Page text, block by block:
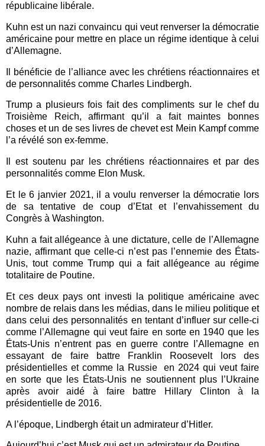
républicaine libérale.
Kuhn est un nazi convaincu qui veut renverser la démocratie
américaine pour mettre en place un régime identique à celui
d’Allemagne.
Il bénéficie de l’alliance avec les chrétiens réactionnaires et
de personnalités comme Charles Lindbergh.
Trump a plusieurs fois fait des compliments sur le chef du
Troisième Reich, affirmant qu’il a fait maintes bonnes
choses et un de ses livres de chevet est Mein Kampf comme
l’a révélé son ex-femme.
Il est soutenu par les chrétiens réactionnaires et par des
personnalités comme Elon Musk.
Et le 6 janvier 2021, il a voulu renverser la démocratie lors
de sa tentative de coup d’Etat et l’envahissement du
Congrès à Washington.
Kuhn a fait allégeance à une dictature, celle de l’Allemagne
nazie, affirmant que celle-ci n’est pas l’ennemie des États-
Unis, tout comme Trump qui a fait allégeance au régime
totalitaire de Poutine.
Et ces deux pays ont investi la politique américaine avec
nombre de relais dans les médias, dans le milieu politique et
dans celui des personnalités en tentant d’influer sur celle-ci
comme l’Allemagne qui veut faire en sorte en 1940 que les
États-Unis n’entrent pas en guerre contre l’Allemagne en
essayant de faire battre Franklin Roosevelt lors des
présidentielles et comme la Russie
en 2024 qui veut faire
en sorte que les États-Unis ne soutiennent plus l’Ukraine
après avoir aidé à faire battre Hillary Clinton à la
présidentielle de 2016.
A l’époque, Lindbergh était un admirateur d’Hitler.